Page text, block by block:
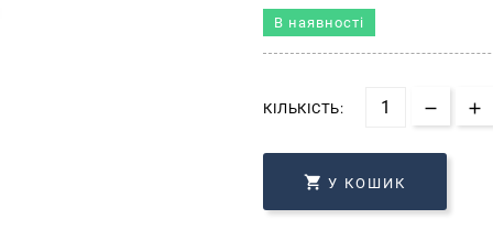
В наявності
КІЛЬКІСТЬ:
 У КОШИК